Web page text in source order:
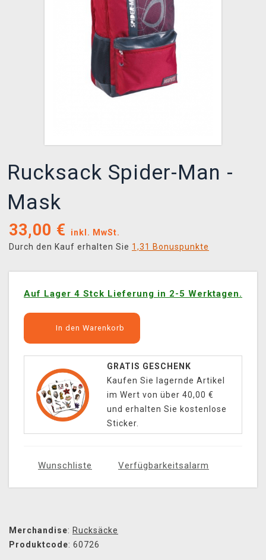
Rucksack Spider-Man -
Mask
33,00 €
inkl. MwSt.
Durch den Kauf erhalten Sie 1,31 Bonuspunkte
Auf Lager 4 Stck Lieferung in 2-5 Werktagen.
In den Warenkorb
GRATIS GESCHENK
Kaufen Sie lagernde Artikel
im Wert von über 40,00 €
und erhalten Sie kostenlose
Sticker.
Wunschliste Verfügbarkeitsalarm
Merchandise: Rucksäcke
Produktcode: 60726